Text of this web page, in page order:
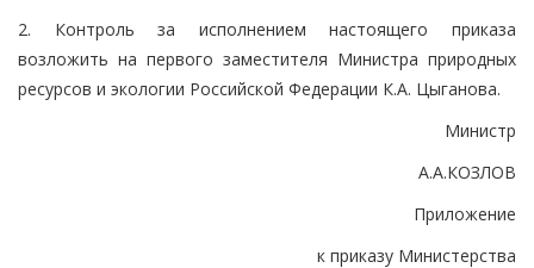
2. Контроль за исполнением настоящего приказа
возложить на первого заместителя Министра природных
ресурсов и экологии Российской Федерации К.А. Цыганова.
Министр
А.А.КОЗЛОВ
Приложение
к приказу Министерства